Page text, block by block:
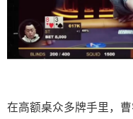
在高额桌众多牌手里，